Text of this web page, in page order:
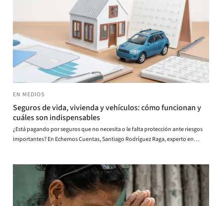
EN MEDIOS
Seguros de vida, vivienda y vehículos: cómo funcionan y
cuáles son indispensables
¿Está pagando por seguros que no necesita o le falta protección ante riesgos
importantes? En Echemos Cuentas, Santiago Rodríguez Raga, experto en
contratar una póliza.